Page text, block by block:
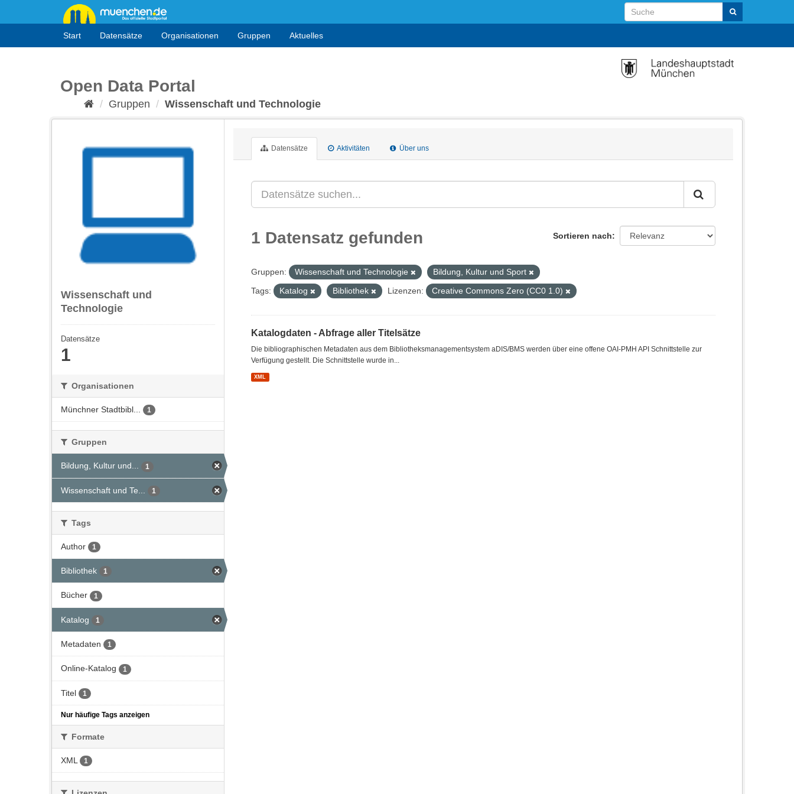
Start Datensätze Organisationen Gruppen Aktuelles
Open Data Portal
Gruppen Wissenschaft und Technologie
Wissenschaft und
Technologie
Datensätze
1
Organisationen
Münchner Stadtbibl... 1
Gruppen
Bildung, Kultur und... 1
Wissenschaft und Te... 1
Tags
Author 1
Bibliothek 1
Bücher 1
Katalog 1
Metadaten 1
Online-Katalog 1
Titel 1
Nur häufige Tags anzeigen
Formate
XML 1
Datensätze Aktivitäten Über uns
Sortieren nach
1 Datensatz gefunden
Gruppen: Wissenschaft und Technologie
Bildung, Kultur und Sport
Tags:
Katalog Bibliothek Lizenzen: Creative Commons Zero (CC0 1.0)
Katalogdaten - Abfrage aller Titelsätze
Die bibliographischen Metadaten aus dem Bibliotheksmanagementsystem aDIS/BMS werden über eine offene OAI-PMH API Schnittstelle zur
Verfügung gestellt. Die Schnittstelle wurde in...
XML